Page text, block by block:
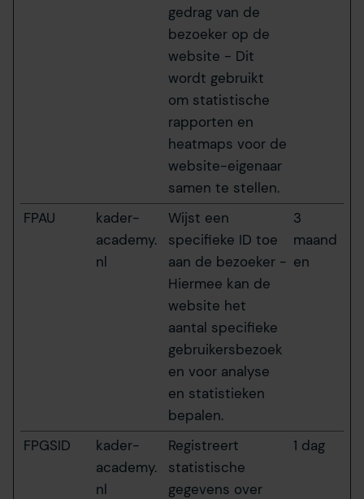
gedrag van de
bezoeker op de
website - Dit
wordt gebruikt
om statistische
rapporten en
heatmaps voor de
website-eigenaar
samen te stellen.
FPAU
kader-
academy.
nl
Wijst een
specifieke ID toe
aan de bezoeker -
Hiermee kan de
website het
aantal specifieke
gebruikersbezoek
en voor analyse
en statistieken
bepalen.
3
maand
en
FPGSID
kader-
academy.
nl
Registreert
statistische
gegevens over
1 dag